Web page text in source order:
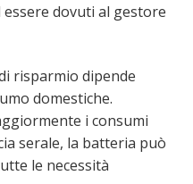
dovuti al gestore
risparmio dipende
domestiche.
i consumi
serale, la batteria può
le necessità